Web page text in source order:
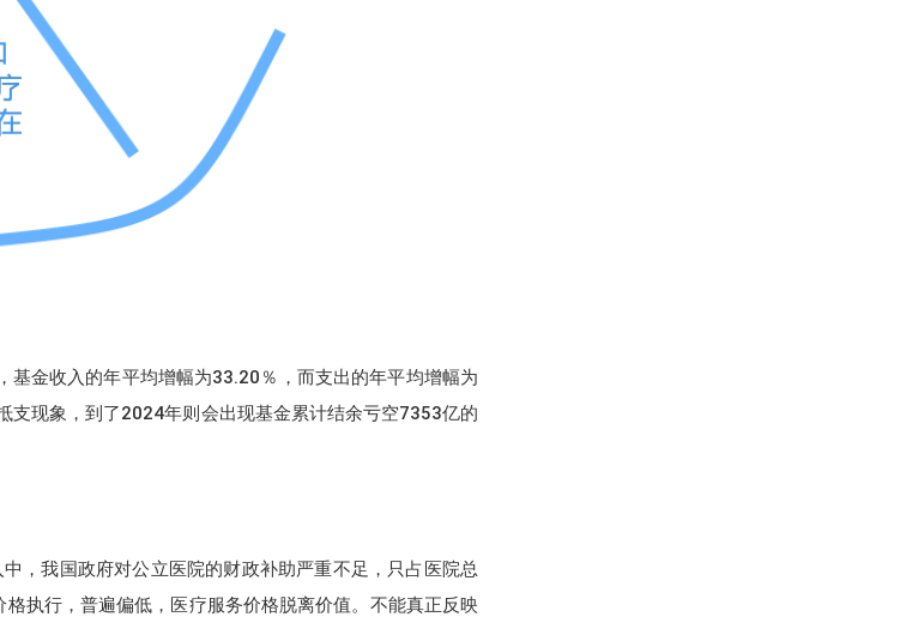
金收入的年平均增幅为33.20％，而支出的年平均增幅为
现象，到了2024年则会出现基金累计结余亏空7353亿的
，我国政府对公立医院的财政补助严重不足，只占医院总
执行，普遍偏低，医疗服务价格脱离价值。不能真正反映